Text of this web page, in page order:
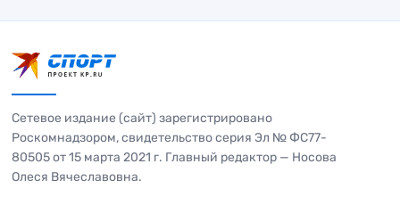
Сетевое издание (сайт) зарегистрировано
Роскомнадзором, свидетельство серия Эл № ФС77-
80505 от 15 марта 2021 г. Главный редактор — Носова
Олеся Вячеславовна.